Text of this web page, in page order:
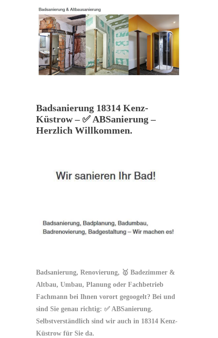
Badsanierung 18314 Kenz-
Küstrow – ✅ ABSanierung –
Herzlich Willkommen.
Badsanierung, Renovierung, 🥇 Badezimmer &
Altbau, Umbau, Planung oder Fachbetrieb
Fachmann bei Ihnen vorort gegoogelt? Bei und
sind Sie genau richtig: ✅ ABSanierung.
Selbstverständlich sind wir auch in 18314 Kenz-
Küstrow für Sie da.